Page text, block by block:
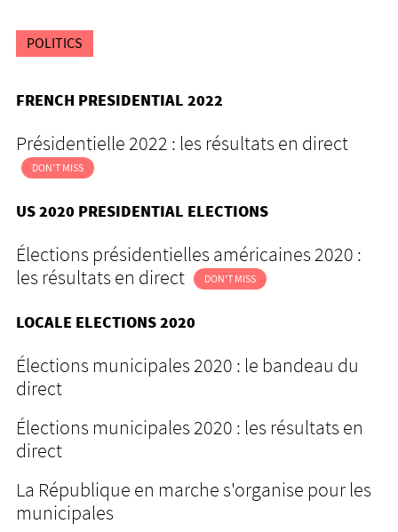
POLITICS
FRENCH PRESIDENTIAL 2022
Présidentielle 2022 : les résultats en direct
DON'T MISS
US 2020 PRESIDENTIAL ELECTIONS
Élections présidentielles américaines 2020 :
les résultats en direct
DON'T MISS
LOCALE ELECTIONS 2020
Élections municipales 2020 : le bandeau du
direct
Élections municipales 2020 : les résultats en
direct
La République en marche s'organise pour les
municipales